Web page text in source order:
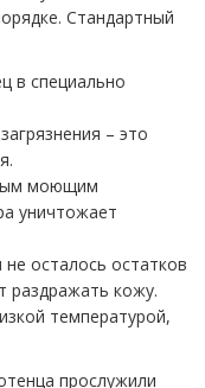
Стандартный
в специально
– это
моющим
уничтожает
осталось остатков
раздражать кожу.
температурой,
прослужили